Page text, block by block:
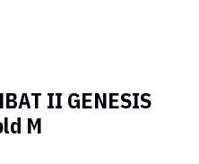
II GENESIS
M